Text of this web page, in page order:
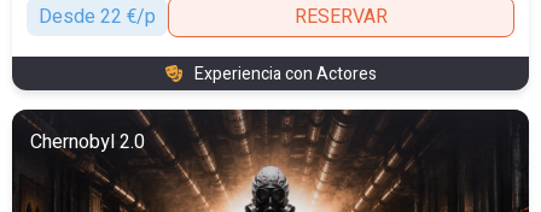
Desde 22 €/p
RESERVAR
Experiencia con Actores
Chernobyl 2.0